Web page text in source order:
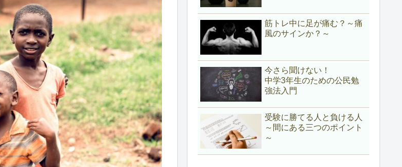
筋トレ中に足が痛む？～痛
風のサインか？～
今さら聞けない！
中学3年生のための公民勉
強法入門
受験に勝てる人と負ける人
～間にある三つのポイント
～